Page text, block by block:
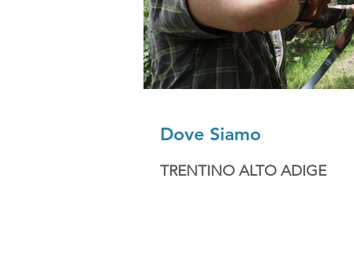
Dove Siamo
TRENTINO ALTO ADIGE